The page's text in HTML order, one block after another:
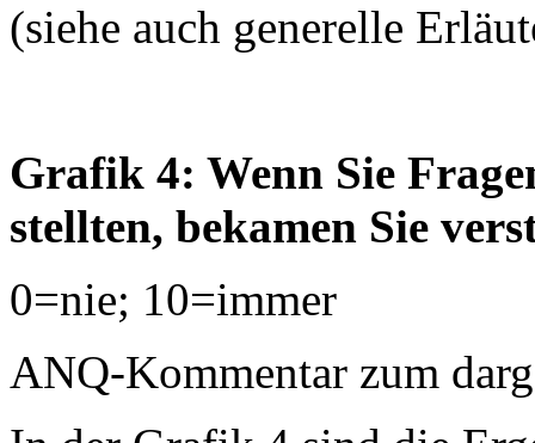
(siehe auch generelle
Grafik 4: Wenn Sie
stellten, bekamen Sie
0=nie; 10=immer
ANQ-Kommentar zum